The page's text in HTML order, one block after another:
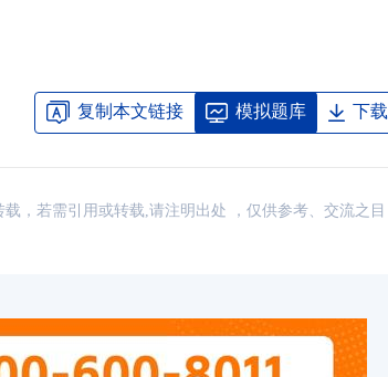
复制本文链接 模拟题库 下载
，若需引用或转载,请注明出处 ，仅供参考、交流之目